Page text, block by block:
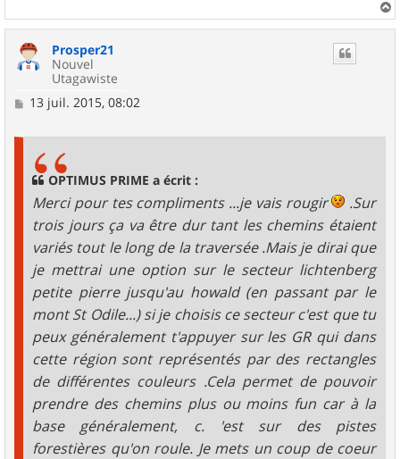
a
Prosper21
Nouvel
Utagawiste
M13 juil. 2015, 08:02
OPTIMUS PRIME a écrit :
Merci pour tes compliments ...je vais rougir
.Sur
trois jours ça va être dur tant les chemins étaient
variés tout le long de la traversée .Mais je dirai que
je mettrai une option sur le secteur lichtenberg
petite pierre jusqu'au howald (en passant par le
mont St Odile...) si je choisis ce secteur c'est que tu
peux généralement t'appuyer sur les GR qui dans
cette région sont représentés par des rectangles
de différentes couleurs .Cela permet de pouvoir
prendre des chemins plus ou moins fun car à la
base généralement, c. 'est sur des pistes
forestières qu'on roule. Je mets un coup de coeur